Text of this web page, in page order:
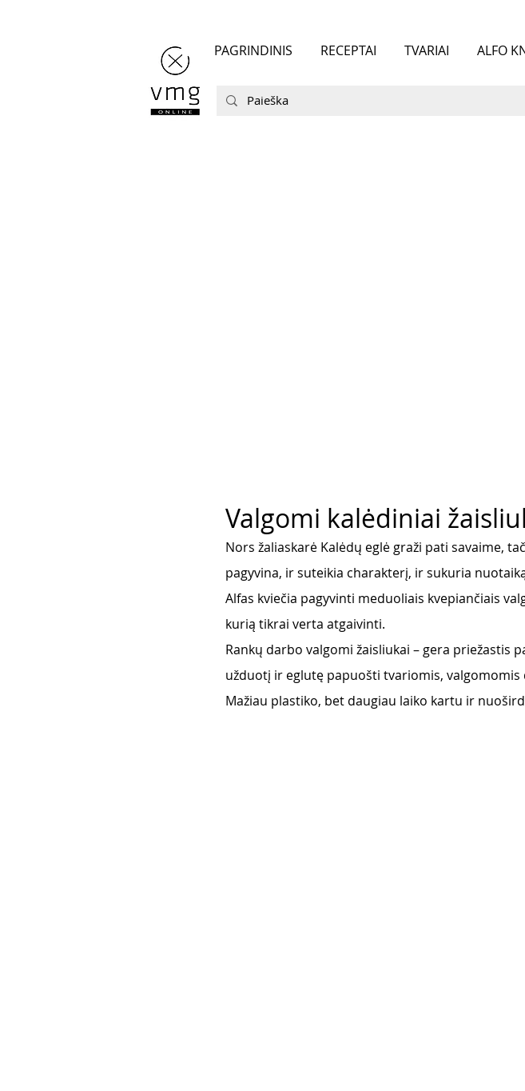
PAGRINDINIS RECEPTAI TVARIAI ALFO
Valgomi kalėdiniai
Nors žaliaskarė Kalėdų eglė graži pati savaime,
pagyvina, ir suteikia charakterį, ir sukuria
Alfas kviečia pagyvinti meduoliais kvepiančiais
kurią tikrai verta atgaivinti.
Rankų darbo valgomi žaisliukai – gera priežastis
užduotį ir eglutę papuošti tvariomis, valgomomis
Mažiau plastiko, bet daugiau laiko kartu ir